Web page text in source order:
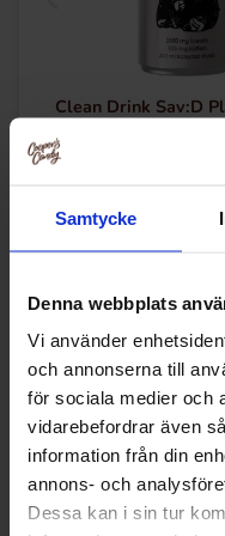
Samtycke
Denna webbplats
Vi använder
och annonserna till
för sociala medier och
vidarebefordrar även
information från din
annons- och
Dessa kan i sin tur
Clean Drink Sav:D